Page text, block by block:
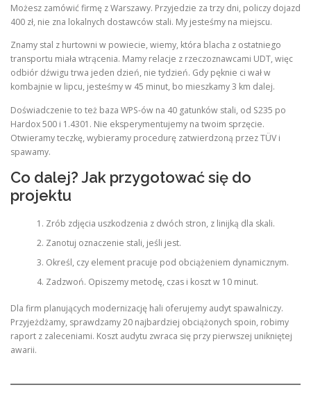
Możesz zamówić firmę z Warszawy. Przyjedzie za trzy dni, policzy dojazd
400 zł, nie zna lokalnych dostawców stali. My jesteśmy na miejscu.
Znamy stal z hurtowni w powiecie, wiemy, która blacha z ostatniego
transportu miała wtrącenia. Mamy relacje z rzeczoznawcami UDT, więc
odbiór dźwigu trwa jeden dzień, nie tydzień. Gdy pęknie ci wał w
kombajnie w lipcu, jesteśmy w 45 minut, bo mieszkamy 3 km dalej.
Doświadczenie to też baza WPS-ów na 40 gatunków stali, od S235 po
Hardox 500 i 1.4301. Nie eksperymentujemy na twoim sprzęcie.
Otwieramy teczkę, wybieramy procedurę zatwierdzoną przez TÜV i
spawamy.
Co dalej? Jak przygotować się do
projektu
Zrób zdjęcia uszkodzenia z dwóch stron, z linijką dla skali.
Zanotuj oznaczenie stali, jeśli jest.
Określ, czy element pracuje pod obciążeniem dynamicznym.
Zadzwoń. Opiszemy metodę, czas i koszt w 10 minut.
Dla firm planujących modernizację hali oferujemy audyt spawalniczy.
Przyjeżdżamy, sprawdzamy 20 najbardziej obciążonych spoin, robimy
raport z zaleceniami. Koszt audytu zwraca się przy pierwszej unikniętej
awarii.